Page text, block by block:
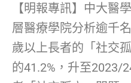
【明報專訊】中大醫
層醫療學院分析逾千名
歲以上長者的「社交
的41.2%，升至2023/